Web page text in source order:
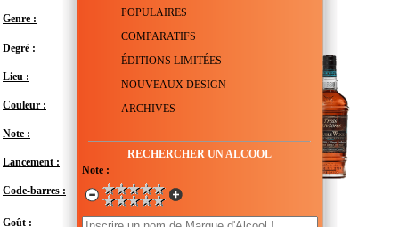
POPULAIRES
COMPARATIFS
ÉDITIONS LIMITÉES
NOUVEAUX DESIGN
ARCHIVES
RECHERCHER UN ALCOOL
Note :
Genre : Rhum ambré - Agricole
Degré :
Lieu :
Couleur :
Note :
Lancement : Mars 2019
Code-barres : 3267130045470
Goût : Modéré